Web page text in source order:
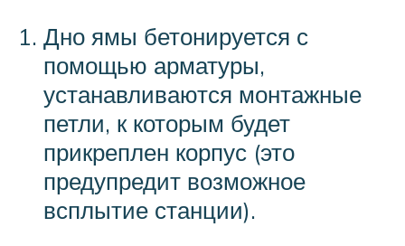
Дно ямы бетонируется с
помощью арматуры,
устанавливаются монтажные
петли, к которым будет
прикреплен корпус (это
предупредит возможное
всплытие станции).